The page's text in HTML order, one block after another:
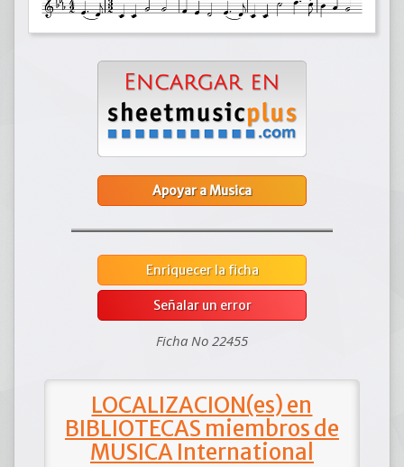
Apoyar a Musica
Enriquecer la ficha
Señalar un error
Ficha No 22455
LOCALIZACION(es) en
BIBLIOTECAS miembros de
MUSICA International